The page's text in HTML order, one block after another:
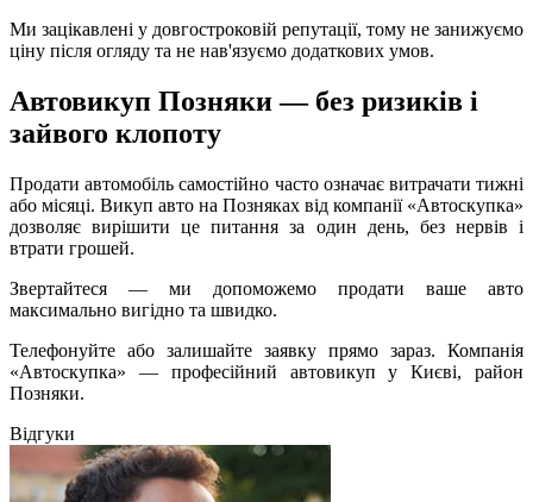
Ми зацікавлені у довгостроковій репутації, тому не занижуємо
ціну після огляду та не нав'язуємо додаткових умов.
Автовикуп Позняки — без ризиків і
зайвого клопоту
Продати автомобіль самостійно часто означає витрачати тижні
або місяці. Викуп авто на Позняках від компанії «Автоскупка»
дозволяє вирішити це питання за один день, без нервів і
втрати грошей.
Звертайтеся — ми допоможемо продати ваше авто
максимально вигідно та швидко.
Телефонуйте або залишайте заявку прямо зараз. Компанія
«Автоскупка» — професійний автовикуп у Києві, район
Позняки.
Відгуки